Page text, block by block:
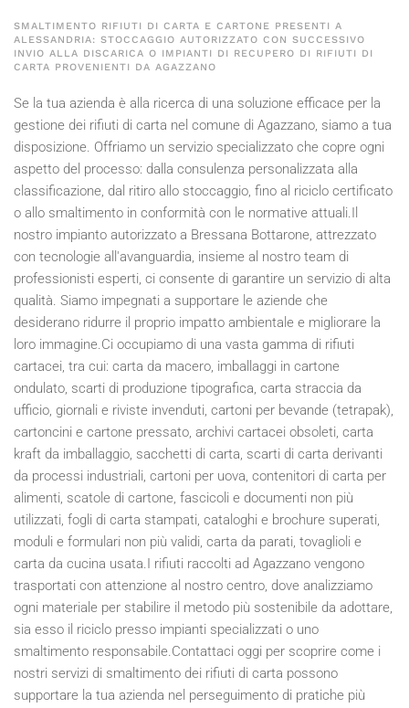
SMALTIMENTO RIFIUTI DI CARTA E CARTONE PRESENTI A
ALESSANDRIA: STOCCAGGIO AUTORIZZATO CON SUCCESSIVO
INVIO ALLA DISCARICA O IMPIANTI DI RECUPERO DI RIFIUTI DI
CARTA PROVENIENTI DA AGAZZANO
Se la tua azienda è alla ricerca di una soluzione efficace per la
gestione dei rifiuti di carta nel comune di Agazzano, siamo a tua
disposizione. Offriamo un servizio specializzato che copre ogni
aspetto del processo: dalla consulenza personalizzata alla
classificazione, dal ritiro allo stoccaggio, fino al riciclo certificato
o allo smaltimento in conformità con le normative attuali.Il
nostro impianto autorizzato a Bressana Bottarone, attrezzato
con tecnologie all'avanguardia, insieme al nostro team di
professionisti esperti, ci consente di garantire un servizio di alta
qualità. Siamo impegnati a supportare le aziende che
desiderano ridurre il proprio impatto ambientale e migliorare la
loro immagine.Ci occupiamo di una vasta gamma di rifiuti
cartacei, tra cui: carta da macero, imballaggi in cartone
ondulato, scarti di produzione tipografica, carta straccia da
ufficio, giornali e riviste invenduti, cartoni per bevande (tetrapak),
cartoncini e cartone pressato, archivi cartacei obsoleti, carta
kraft da imballaggio, sacchetti di carta, scarti di carta derivanti
da processi industriali, cartoni per uova, contenitori di carta per
alimenti, scatole di cartone, fascicoli e documenti non più
utilizzati, fogli di carta stampati, cataloghi e brochure superati,
moduli e formulari non più validi, carta da parati, tovaglioli e
carta da cucina usata.I rifiuti raccolti ad Agazzano vengono
trasportati con attenzione al nostro centro, dove analizziamo
ogni materiale per stabilire il metodo più sostenibile da adottare,
sia esso il riciclo presso impianti specializzati o uno
smaltimento responsabile.Contattaci oggi per scoprire come i
nostri servizi di smaltimento dei rifiuti di carta possono
supportare la tua azienda nel perseguimento di pratiche più